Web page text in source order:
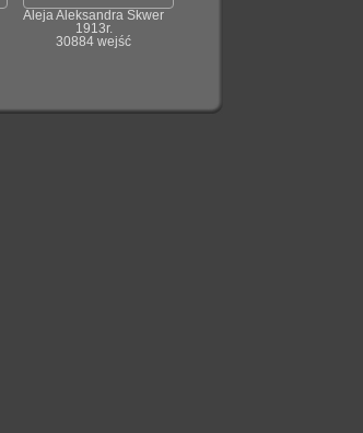
Aleja Aleksandra Skwer
1913r.
30884 wejść